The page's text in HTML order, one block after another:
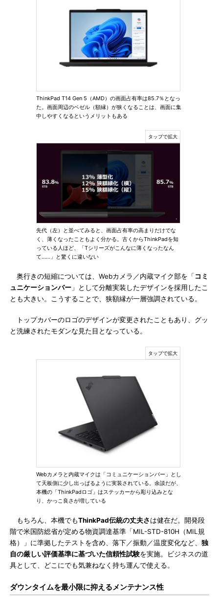
ThinkPad T14 Gen 5（AMD）の画面占有率は85.7％となっ
た。画面周辺のベゼル（額縁）が狭くなることは、画面に集
中しやすくなるというメリットもある
先代（左）と並べてみると、画面占有率の高まりだけでな
く、薄くなったこともよく分かる。古くからThinkPadを知
っている人ほど、「Tシリーズがこんなに薄くなったなん
て……」と驚くに違いない
奥行きの短縮については、Webカメラ／内蔵マイク部を「 コミ
ュニケーションバー 」として分離実装したデザインを採用したこ
とも大きい。こうすることで、狭額縁が一層強調されている。
トップカバーのロゴのデザインが変更されたこともあり、グッ
と洗練されたモダンな見た目となっている。
Webカメラと内蔵マイクは「コミュニケーションバー」とし
て天板側に少し出っぱるように実装されている。余談だが、
本機の「ThinkPadロゴ」はステッカーから彫り込みとな
り、かっこ良さが増している
もちろん、本機でもThinkPad伝統の丈夫さは健在だ。開発段
階で米国防総省が定める物資調達基準「MIL-STD-810H（MIL規
格）」に準拠したテストを含め、落下／振動／温度変化など、 独
自の厳しい評価基準に基づいた信頼性試験を実施。ビジネスの道
具として、どこにでも気兼ねなく持ち運んで使える。
ダウンタイムを最小限に抑えるメンテナンス性